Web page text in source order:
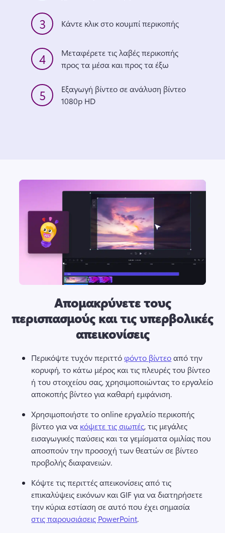
3 Κάντε κλικ στο κουμπί περικοπής
4
Μεταφέρετε τις λαβές περικοπής
προς τα μέσα και προς τα έξω
5
Εξαγωγή βίντεο σε ανάλυση βίντεο
1080p HD
Απομακρύνετε τους
περισπασμούς και τις υπερβολικές
απεικονίσεις
Περικόψτε τυχόν περιττό φόντο βίντεο από την
κορυφή, το κάτω μέρος και τις πλευρές του βίντεο
ή του στοιχείου σας, χρησιμοποιώντας το εργαλείο
αποκοπής βίντεο για καθαρή εμφάνιση.
Χρησιμοποιήστε το online εργαλείο περικοπής
βίντεο για να κόψετε τις σιωπές, τις μεγάλες
εισαγωγικές παύσεις και τα γεμίσματα ομιλίας που
αποσπούν την προσοχή των θεατών σε βίντεο
προβολής διαφανειών.
Κόψτε τις περιττές απεικονίσεις από τις
επικαλύψεις εικόνων και GIF για να διατηρήσετε
την κύρια εστίαση σε αυτό που έχει σημασία
στις παρουσιάσεις PowerPoint.